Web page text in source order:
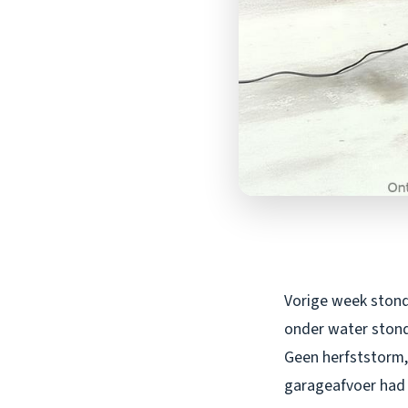
Vorige week
onder water
Geen
garageafvoer